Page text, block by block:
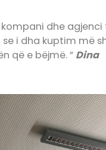
dhe
i dha kuptim më
që e bëjmë. ” Dina